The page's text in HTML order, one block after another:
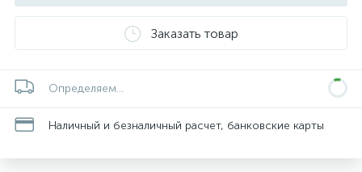
Заказать товар
Определяем...
Наличный и безналичный расчет, банковские карты